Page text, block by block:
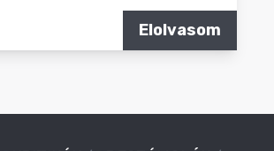
Elolvasom